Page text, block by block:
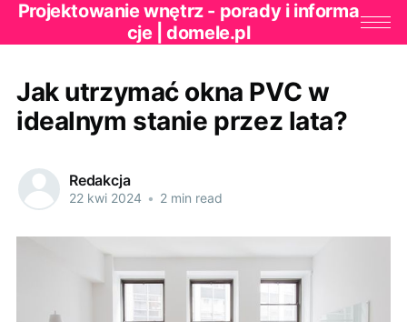
Projektowanie wnętrz - porady i informa
cje | domele.pl
Jak utrzymać okna PVC w
idealnym stanie przez lata?
Redakcja
22 kwi 2024 • 2 min read